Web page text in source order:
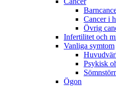
Cancer i
Övrig
Infertilitet och
Vanliga symtom
Psykisk
Ögon